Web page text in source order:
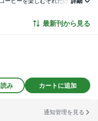
ったのです。年若いセックスフ
最後に上書きしていったので
の記憶の余韻は、気のいい弟
でした。北鎌倉から湘南へ。
辿り着いたのは、どこ？
最新刊から見る
み カートに追加
通知管理を見る